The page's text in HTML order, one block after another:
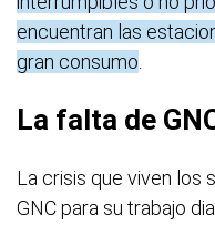
encuentran las
gran consumo
La falta de
La crisis que viven los
GNC para su trabajo